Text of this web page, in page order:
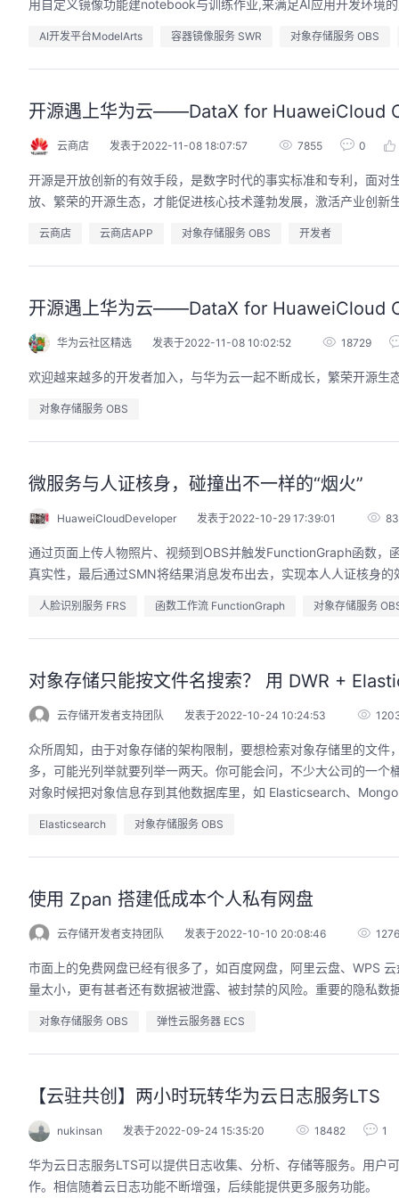
用自定义镜像功能建notebook与训练作业,来满足AI应用开发环境
AI开发平台ModelArts 容器镜像服务 SWR 对象存储服务 OBS
开源遇上华为云——DataX for HuaweiCloud
云商店 发表于2022-11-08 18:07:57 7855 0
开源是开放创新的有效手段，是数字时代的事实标准和专利，面
放、繁荣的开源生态，才能促进核心技术蓬勃发展，激活产业创新
云商店 云商店APP 对象存储服务 OBS 开发者
开源遇上华为云——DataX for HuaweiCloud
华为云社区精选 发表于2022-11-08 10:02:52 18729
欢迎越来越多的开发者加入，与华为云一起不断成长，繁荣开源生
对象存储服务 OBS
微服务与人证核身，碰撞出不一样的“烟火”
HuaweiCloudDeveloper 发表于2022-10-29 17:39:01
通过页面上传人物照片、视频到OBS并触发FunctionGraph函数，
真实性，最后通过SMN将结果消息发布出去，实现本人人证核身的
人脸识别服务 FRS 函数工作流 FunctionGraph 对象存储服务
对象存储只能按文件名搜索？ 用 DWR +
云存储开发者支持团队 发表于2022-10-24 10:24:53
众所周知，由于对象存储的架构限制，要想检索对象存储里的文
多，可能光列举就要列举一两天。你可能会问，不少大公司的一
对象时候把对象信息存到其他数据库里，如 Elasticsearch、
Elasticsearch 对象存储服务 OBS
使用 Zpan 搭建低成本个人私有网盘
云存储开发者支持团队 发表于2022-10-10 20:08:46
市面上的免费网盘已经有很多了，如百度网盘，阿里云盘、WPS
量太小，更有甚者还有数据被泄露、被封禁的风险。重要的隐私
对象存储服务 OBS 弹性云服务器 ECS
【云驻共创】两小时玩转华为云日志服务LTS
nukinsan 发表于2022-09-24 15:35:20 18482 1
华为云日志服务LTS可以提供日志收集、分析、存储等服务。用户
作。相信随着云日志功能不断增强，后续能提供更多服务功能。